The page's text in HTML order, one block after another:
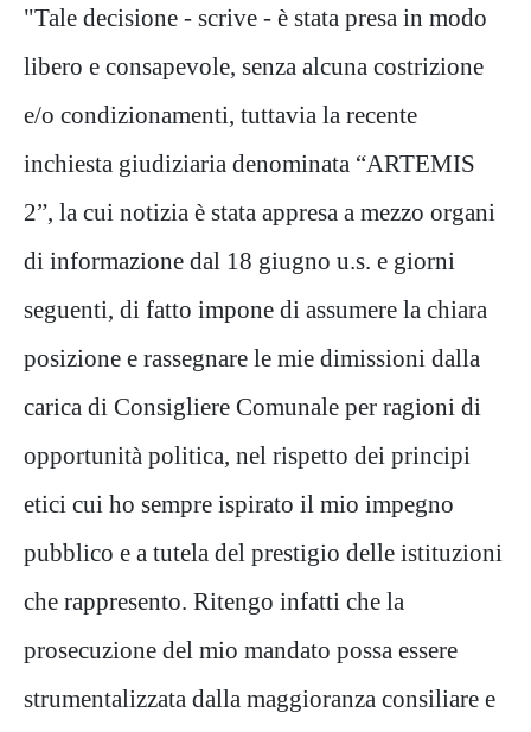
"Tale decisione - scrive - è stata presa in modo
libero e consapevole, senza alcuna costrizione
e/o condizionamenti, tuttavia la recente
inchiesta giudiziaria denominata “ARTEMIS
2”, la cui notizia è stata appresa a mezzo organi
di informazione dal 18 giugno u.s. e giorni
seguenti, di fatto impone di assumere la chiara
posizione e rassegnare le mie dimissioni dalla
carica di Consigliere Comunale per ragioni di
opportunità politica, nel rispetto dei principi
etici cui ho sempre ispirato il mio impegno
pubblico e a tutela del prestigio delle istituzioni
che rappresento. Ritengo infatti che la
prosecuzione del mio mandato possa essere
strumentalizzata dalla maggioranza consiliare e